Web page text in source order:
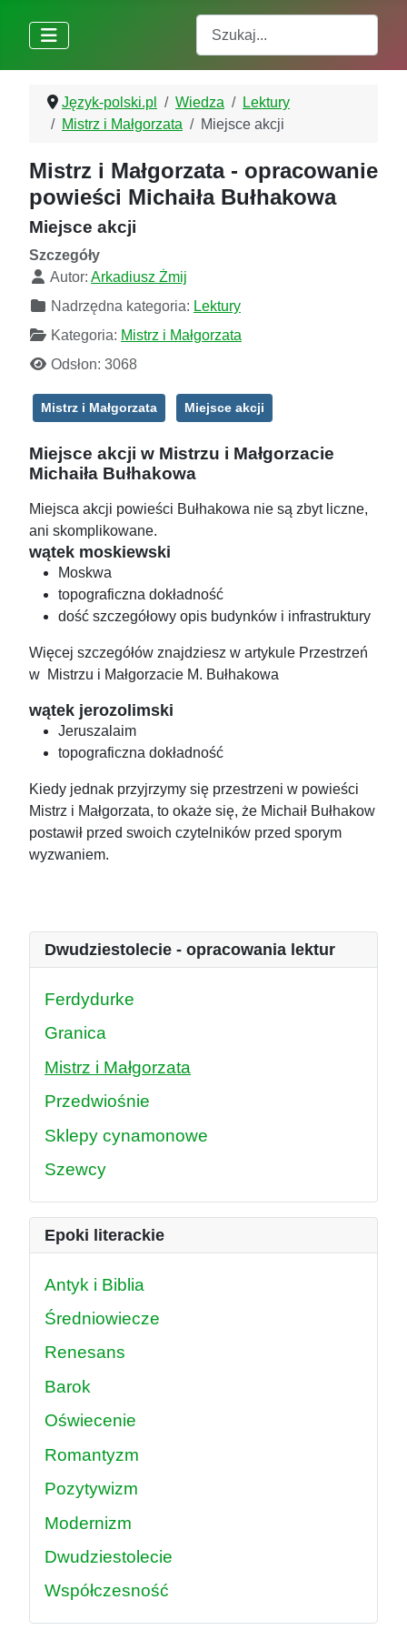
Język-polski.pl Wiedza
Lektury
Mistrz i Małgorzata
Miejsce akcji
Mistrz i Małgorzata - opracowanie
powieści Michaiła Bułhakowa
Miejsce akcji
Szczegóły
Autor: Arkadiusz Żmij
Nadrzędna kategoria: Lektury
Kategoria: Mistrz i Małgorzata
Odsłon: 3068
Mistrz i Małgorzata Miejsce akcji
Miejsce akcji w Mistrzu i Małgorzacie
Michaiła Bułhakowa
Miejsca akcji powieści Bułhakowa nie są zbyt liczne,
ani skomplikowane.
wątek moskiewski
Moskwa
topograficzna dokładność
dość szczegółowy opis budynków i infrastruktury
Więcej szczegółów znajdziesz w artykule Przestrzeń
w Mistrzu i Małgorzacie M. Bułhakowa
wątek jerozolimski
Jeruszalaim
topograficzna dokładność
Kiedy jednak przyjrzymy się przestrzeni w powieści
Mistrz i Małgorzata, to okaże się, że Michaił Bułhakow
postawił przed swoich czytelników przed sporym
wyzwaniem.
Dwudziestolecie - opracowania lektur
Ferdydurke
Granica
Mistrz i Małgorzata
Przedwiośnie
Sklepy cynamonowe
Szewcy
Epoki literackie
Antyk i Biblia
Średniowiecze
Renesans
Barok
Oświecenie
Romantyzm
Pozytywizm
Modernizm
Dwudziestolecie
Współczesność